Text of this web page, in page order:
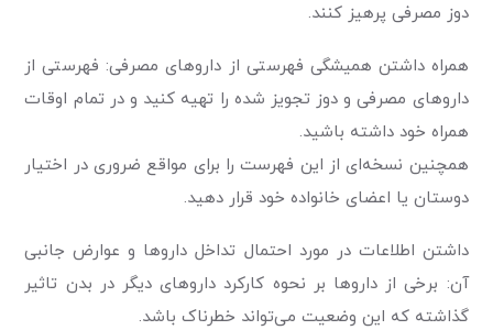
دوز مصرفی پرهیز کنند.
همراه داشتن همیشگی فهرستی از داروهای مصرفی: فهرستی از
داروهای مصرفی و دوز تجویز شده را تهیه کنید و در تمام اوقات
همراه خود داشته باشید.
همچنین نسخه‌ای از این فهرست را برای مواقع ضروری در اختیار
دوستان یا اعضای خانواده خود قرار دهید.
داشتن اطلاعات در مورد احتمال تداخل‌ داروها و عوارض جانبی
آن: برخی از داروها بر نحوه کارکرد داروهای دیگر در بدن تاثیر
گذاشته که این وضعیت می‌تواند خطرناک باشد.